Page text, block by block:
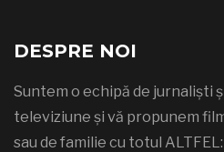
DESPRE NOI
Suntem o echipă de jurnaliști
televiziune și vă propunem
sau de familie cu totul